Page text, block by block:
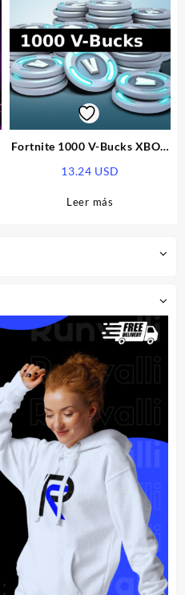
Fortnite 1000 V-Bucks XBOX
13.24 USD
Leer más